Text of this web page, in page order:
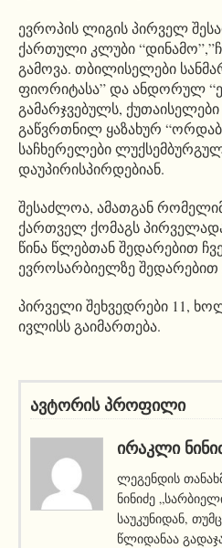
ევროპის ლიგის პირველ
ქართული კლუბი
გამოვა. თბილისელები
ფიორიტასა” და ანდორულ
გამარჯვებულს, ქუთაისელები
გაწვრთნილ ყაზახურ
საჩხერელები
დაუპირისპირდებიან.
შესაძლოა, ამათგან
ქართველ ქომაგს
წინა წლებთან შედარებით
ევროსარბიელზე
პირველი შეხვედრები 11,
ივლისს გაიმართება.
ავტორის პროფილი
ᲘᲠᲐᲙᲚᲘ
ლეგენდის
ნინიძე
საუკუნიდან,
წლიდანაა